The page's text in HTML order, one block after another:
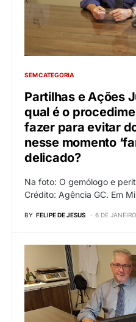
SEM CATEGORIA
Partilhas e Ações
qual é o
fazer para evitar
nesse momento
delicado?
Na foto: O gemólogo e
Crédito: Agência GC. Em
BY FELIPE DE JESUS 6 DE